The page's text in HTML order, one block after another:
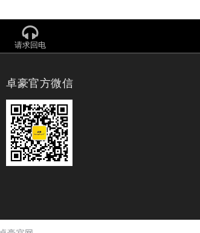
请求回电
卓豪官方微信